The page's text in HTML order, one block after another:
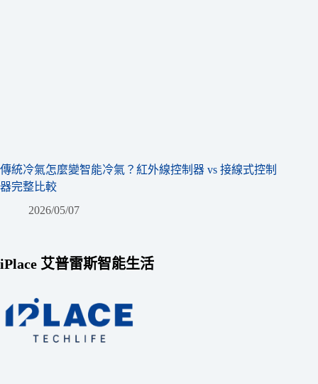
傳統冷氣怎麼變智能冷氣？紅外線控制器 vs 接線式控制
器完整比較
2026/05/07
iPlace 艾普雷斯智能生活